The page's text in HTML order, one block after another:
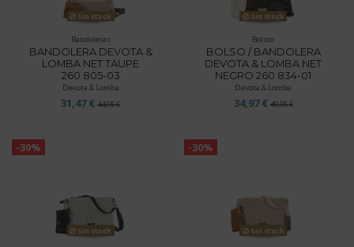
Sin stock
Bandoleras
BANDOLERA DEVOTA &
LOMBA NET TAUPE
260.805-03
Devota & Lomba
31,47 €44,95 €
Sin stock
Bolsos
BOLSO / BANDOLERA
DEVOTA & LOMBA NET
NEGRO 260.834-01
Devota & Lomba
34,97 € 49,95 €
-30%
Sin stock
-30%
Sin stock